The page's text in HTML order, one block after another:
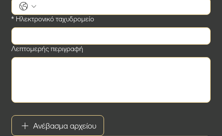
* Ηλεκτρονικό ταχυδρομείο
Λεπτομερής περιγραφή
Ανέβασμα αρχείου